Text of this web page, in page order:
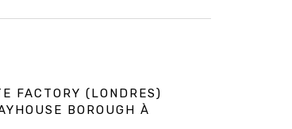
FACTORY (LONDRES)
BOROUGH À